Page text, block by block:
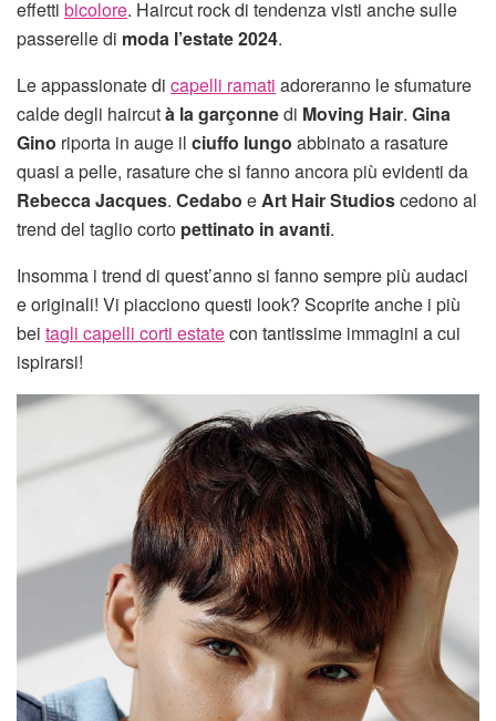
effetti bicolore. Haircut rock di tendenza visti anche sulle
passerelle di moda l’estate 2024.
Le appassionate di capelli ramati adoreranno le sfumature
calde degli haircutà la garçonnedi Moving Hair. Gina
Gino riporta in auge il ciuffo lungo abbinato a rasature
quasi a pelle, rasature che si fanno ancora più evidenti da
Rebecca Jacques. Cedabo eArt Hair Studioscedono al
trend del taglio corto pettinato in avanti.
Insomma i trend di quest’anno si fanno sempre più audaci
e originali! Vi piacciono questi look? Scoprite anche i più
bei tagli capelli corti estatecon tantissime immagini a cui
ispirarsi!